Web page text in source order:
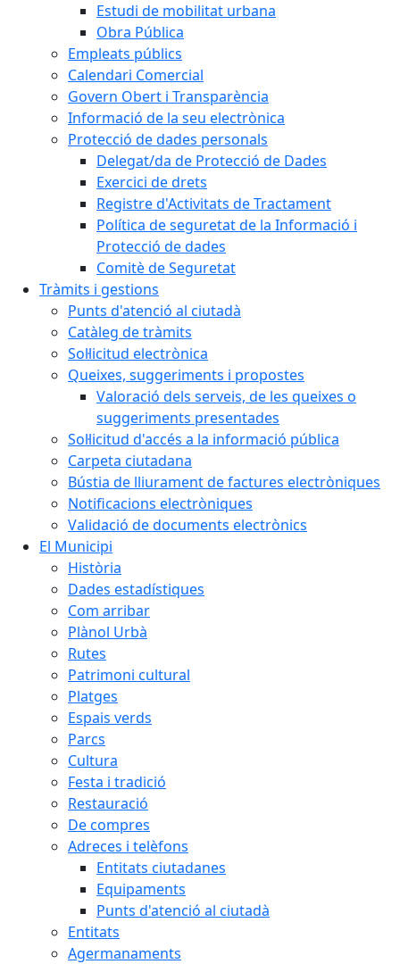
Estudi de mobilitat urbana
Obra Pública
Empleats públics
Calendari Comercial
Govern Obert i Transparència
Informació de la seu electrònica
Protecció de dades personals
Delegat/da de Protecció de Dades
Exercici de drets
Registre d'Activitats de Tractament
Política de seguretat de la Informació i
Protecció de dades
Comitè de Seguretat
Tràmits i gestions
Punts d'atenció al ciutadà
Catàleg de tràmits
Sol·licitud electrònica
Queixes, suggeriments i propostes
Valoració dels serveis, de les queixes o
suggeriments presentades
Sol·licitud d'accés a la informació pública
Carpeta ciutadana
Bústia de lliurament de factures electròniques
Notificacions electròniques
Validació de documents electrònics
El Municipi
Història
Dades estadístiques
Com arribar
Plànol Urbà
Rutes
Patrimoni cultural
Platges
Espais verds
Parcs
Cultura
Festa i tradició
Restauració
De compres
Adreces i telèfons
Entitats ciutadanes
Equipaments
Punts d'atenció al ciutadà
Entitats
Agermanaments